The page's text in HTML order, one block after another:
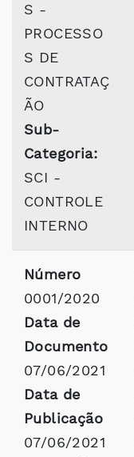
S -
PROCESSO
S DE
CONTRATAÇ
ÃO
Sub-
Categoria:
SCI -
CONTROLE
INTERNO
Número
0001/2020
Data de
Documento
07/06/2021
Data de
Publicação
07/06/2021